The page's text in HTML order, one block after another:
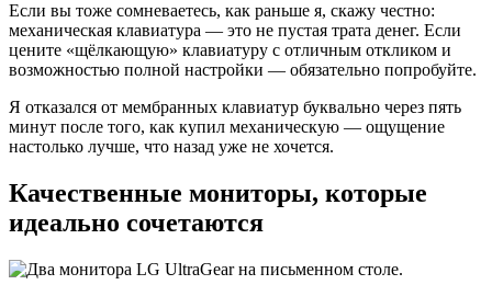
Если вы тоже сомневаетесь, как раньше я, скажу честно:
механическая клавиатура — это не пустая трата денег. Если
цените «щёлкающую» клавиатуру с отличным откликом и
возможностью полной настройки — обязательно попробуйте.
Я отказался от мембранных клавиатур буквально через пять
минут после того, как купил механическую — ощущение
настолько лучше, что назад уже не хочется.
Качественные мониторы, которые
идеально сочетаются